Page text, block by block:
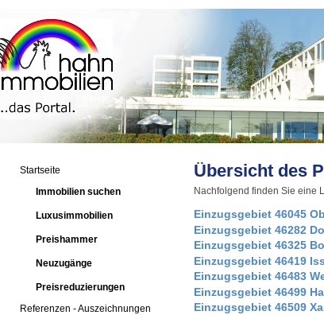
Startseite
Immobilien suchen
Luxusimmobilien
Preishammer
Neuzugänge
Preisreduzierungen
Referenzen - Auszeichnungen
Übersicht des
Nachfolgend finden Sie eine
Einzugsgebiet 46045
Einzugsgebiet 46282
Einzugsgebiet 46325
Einzugsgebiet 46419
Einzugsgebiet 46483
Einzugsgebiet 46499
Einzugsgebiet 46509